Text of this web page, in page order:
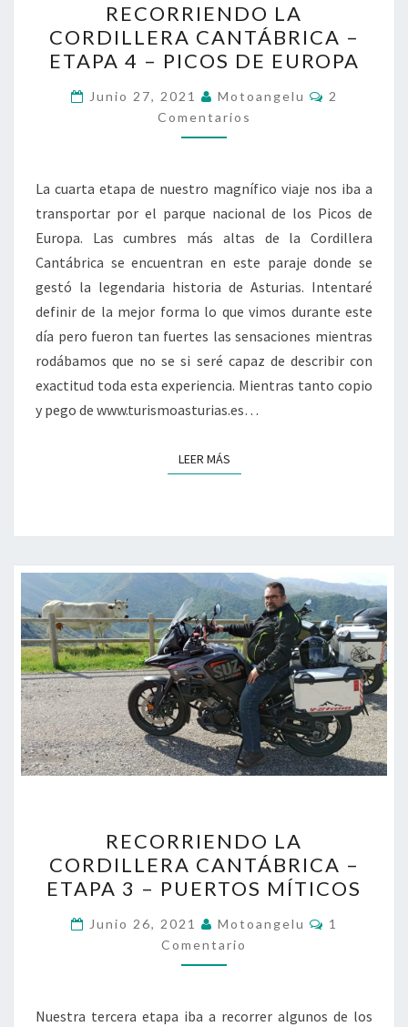
LA
CORDILLERA
CANTÁBRICA
–
ETAPA
4
PICOS
DE
EUROPA
RECORRIENDO LA
CORDILLERA CANTÁBRICA –
ETAPA 4 – PICOS DE EUROPA
Junio 27, 2021 Motoangelu
2
Comentarios
La cuarta etapa de nuestro magnífico viaje nos iba a
transportar por el parque nacional de los Picos de
Europa. Las cumbres más altas de la Cordillera
Cantábrica se encuentran en este paraje donde se
gestó la legendaria historia de Asturias. Intentaré
definir de la mejor forma lo que vimos durante este
día pero fueron tan fuertes las sensaciones mientras
rodábamos que no se si seré capaz de describir con
exactitud toda esta experiencia. Mientras tanto copio
y pego de www.turismoasturias.es…
LEER MÁSLEER MÁS
LA
CORDILLERA
CANTÁBRICA
–
ETAPA
3
PUERTOS
RECORRIENDO LA
CORDILLERA CANTÁBRICA –
ETAPA 3 – PUERTOS MÍTICOS
Junio 26, 2021 Motoangelu
1
Comentario
Nuestra tercera etapa iba a recorrer algunos de los